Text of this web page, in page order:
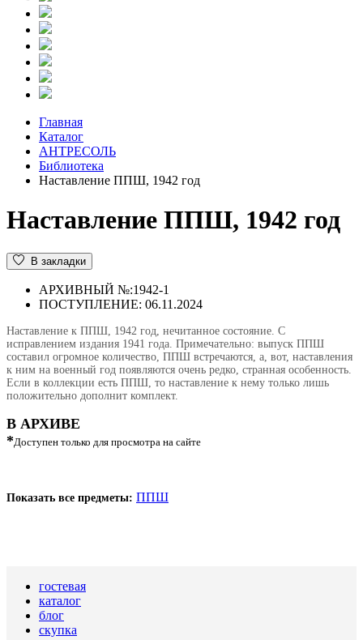
Главная
Каталог
АНТРЕСОЛЬ
Библиотека
Наставление ППШ, 1942 год
Наставление ППШ, 1942 год
В закладки
АРХИВНЫЙ №:1942-1
ПОСТУПЛЕНИЕ: 06.11.2024
Наставление к ППШ, 1942 год, нечитанное состояние. С
исправлением издания 1941 года. Примечательно: выпуск ППШ
составил огромное количество, ППШ встречаются, а, вот, наставления
к ним на военный год появляются очень редко, странная особенность.
Если в коллекции есть ППШ, то наставление к нему только лишь
положительно дополнит комплект.
В АРХИВЕ
*Доступен только для просмотра на сайте
Показать все предметы: ППШ
гостевая
каталог
блог
скупка